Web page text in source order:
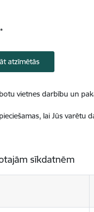
atzīmētās
vietnes darbību un
lai Jūs
sīkdatnēm